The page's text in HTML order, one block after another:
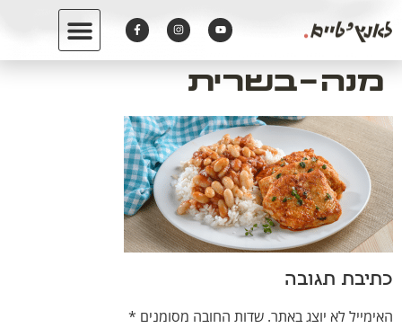
מנה-בשרית
כתיבת תגובה
האימייל לא יוצג באתר. שדות החובה מסומנים *